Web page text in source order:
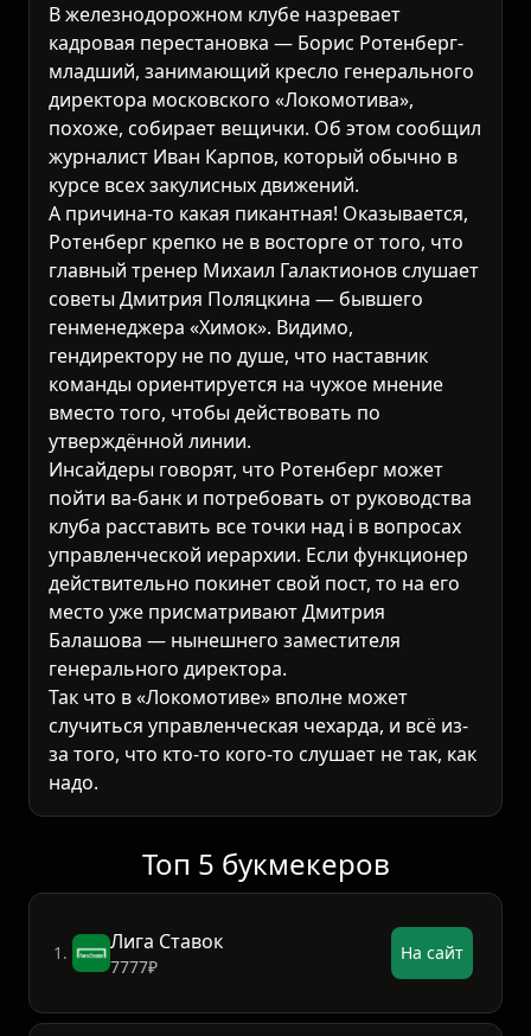
В железнодорожном клубе назревает
кадровая перестановка — Борис Ротенберг-
младший, занимающий кресло генерального
директора московского «Локомотива»,
похоже, собирает вещички. Об этом сообщил
журналист Иван Карпов, который обычно в
курсе всех закулисных движений.
А причина-то какая пикантная! Оказывается,
Ротенберг крепко не в восторге от того, что
главный тренер Михаил Галактионов слушает
советы Дмитрия Поляцкина — бывшего
генменеджера «Химок». Видимо,
гендиректору не по душе, что наставник
команды ориентируется на чужое мнение
вместо того, чтобы действовать по
утверждённой линии.
Инсайдеры говорят, что Ротенберг может
пойти ва-банк и потребовать от руководства
клуба расставить все точки над i в вопросах
управленческой иерархии. Если функционер
действительно покинет свой пост, то на его
место уже присматривают Дмитрия
Балашова — нынешнего заместителя
генерального директора.
Так что в «Локомотиве» вполне может
случиться управленческая чехарда, и всё из-
за того, что кто-то кого-то слушает не так, как
надо.
Топ 5 букмекеров
1. Лига Ставок
7777₽
На сайт